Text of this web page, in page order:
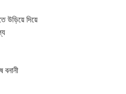
উড়িয়ে দিয়ে
বনানী